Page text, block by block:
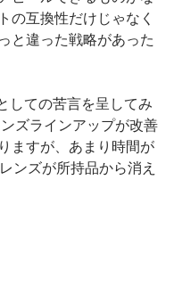
の互換性だけじゃなく
と違った戦略があった
しての苦言を呈してみ
ズラインアップが改善
ますが、あまり時間が
ンズが所持品から消え